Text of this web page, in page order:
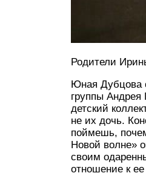
Родители
Юная Дубцова
группы
детский
не их дочь.
поймешь,
Новой волне»
своим
отношение к